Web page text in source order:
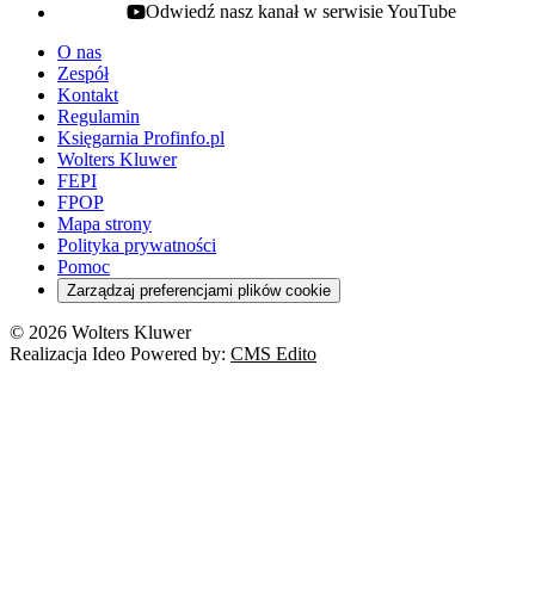
youtube - otwiera się w nowej karcie
Odwiedź nasz kanał w serwisie YouTube
O nas
Zespół
Kontakt
Regulamin
Księgarnia Profinfo.pl
Wolters Kluwer
FEPI
FPOP
Mapa strony
Polityka prywatności
Pomoc
Zarządzaj preferencjami plików cookie
© 2026 Wolters Kluwer
Realizacja Ideo Powered by: CMS Edito